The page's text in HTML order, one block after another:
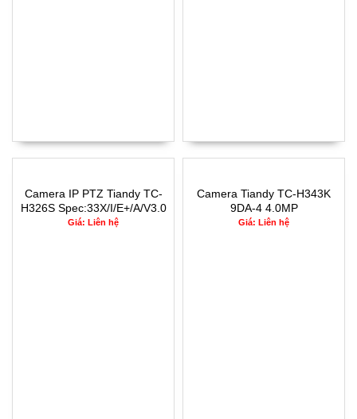
Camera IP PTZ Tiandy TC-
H326S Spec:33X/I/E+/A/V3.0
zoom 33x
Giá: Liên hệ
Camera Tiandy TC-H343K
9DA-4 4.0MP
Giá: Liên hệ